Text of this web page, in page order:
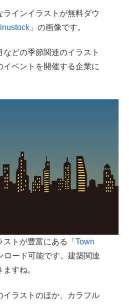
ラインイラストが無料ダウ
」の画像です。
などの季節関連のイラスト
イベントを開催する企業に
トが豊富にある「 Town
ロード可能です。建築関連
すね。
イラストのほか、カラフル